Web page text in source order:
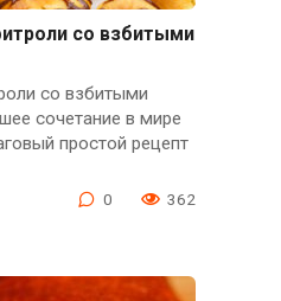
со взбитыми
со взбитыми
сочетание в мире
простой рецепт
0 362